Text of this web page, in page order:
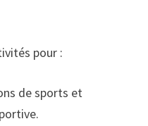
pour :
de sports et